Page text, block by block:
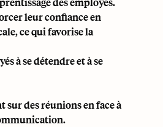
leur confiance en
ce qui favorise la
à se détendre et à se
des réunions en face à